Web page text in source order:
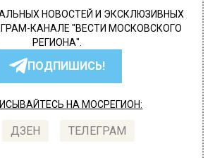
НОВОСТЕЙ И ЭКСКЛЮЗИВНЫХ
КАНАЛЕ "ВЕСТИ МОСКОВСКОГО
РЕГИОНА".
ПОДПИШИСЬ!
НА МОСРЕГИОН:
ДЗЕН ТЕЛЕГРАМ